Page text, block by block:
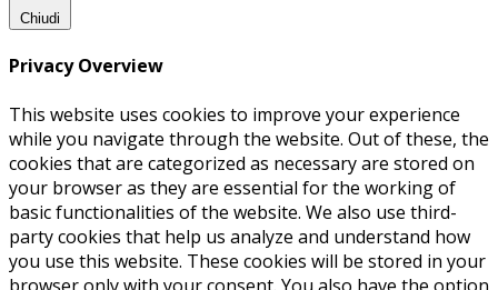
Chiudi
Privacy Overview
This website uses cookies to improve your experience
while you navigate through the website. Out of these, the
cookies that are categorized as necessary are stored on
your browser as they are essential for the working of
basic functionalities of the website. We also use third-
party cookies that help us analyze and understand how
you use this website. These cookies will be stored in your
browser only with your consent. You also have the option